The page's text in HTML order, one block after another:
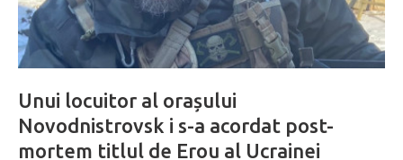
Unui locuitor al orașului
Novodnistrovsk i s-a acordat post-
mortem titlul de Erou al Ucrainei